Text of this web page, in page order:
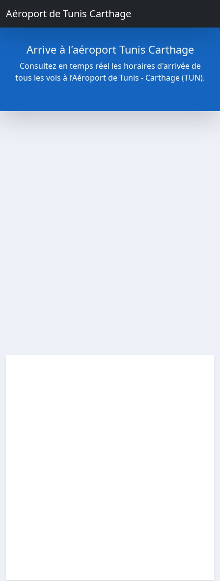
Aéroport de Tunis Carthage
Arrive à l’aéroport Tunis Carthage
Consultez en temps réel les horaires d'arrivée de
tous les vols à l’Aéroport de Tunis - Carthage (TUN).